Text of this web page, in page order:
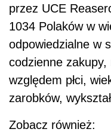
przez UCE
1034 Polaków w
odpowiedzialne w
codzienne
względem płci,
zarobków,
Zobacz również: